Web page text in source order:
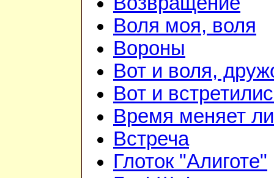
Воля моя, воля
Вороны
Вот и воля,
Вот и
Время меняет
Встреча
Глоток "Алиготе"